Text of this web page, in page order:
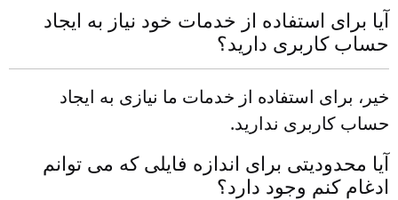
آیا برای استفاده از خدمات خود نیاز به ایجاد
حساب کاربری دارید؟
خیر، برای استفاده از خدمات ما نیازی به ایجاد
حساب کاربری ندارید.
آیا محدودیتی برای اندازه فایلی که می توانم
ادغام کنم وجود دارد؟